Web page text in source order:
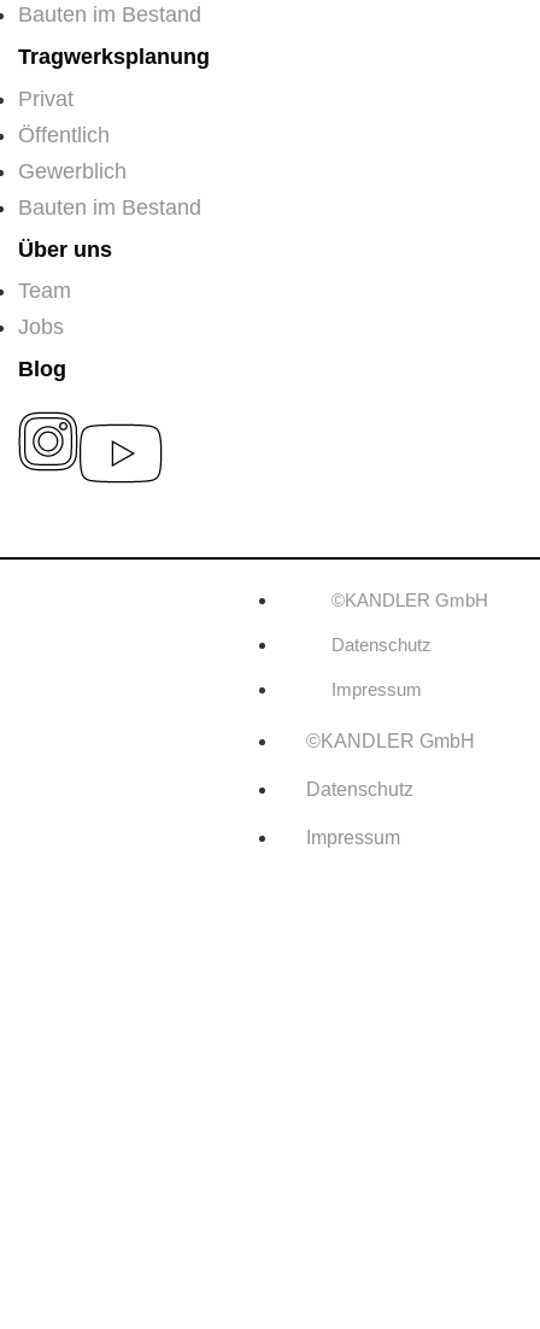
Bauten im Bestand
Tragwerksplanung
Privat
Öffentlich
Gewerblich
Bauten im Bestand
Über uns
Team
Jobs
Blog
©KANDLER GmbH
Datenschutz
Impressum
©KANDLER GmbH
Datenschutz
Impressum